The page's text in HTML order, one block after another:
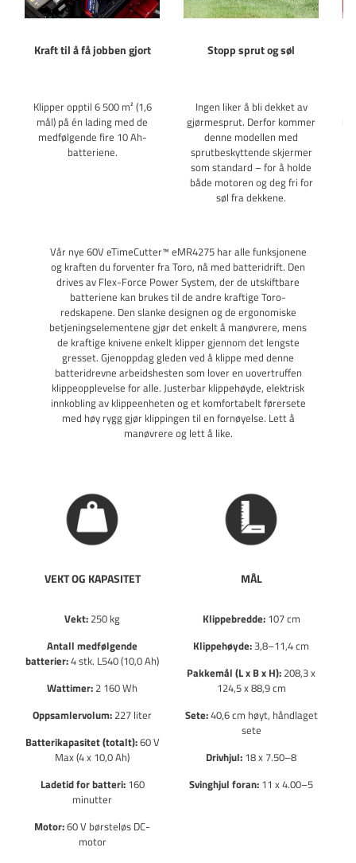
Kraft til å få jobben gjort Stopp sprut og søl
Klipper opptil 6 500 m² (1,6
mål) på én lading med de
medfølgende fire 10 Ah-
batteriene.
Ingen liker å bli dekket av
gjørmesprut. Derfor kommer
denne modellen med
sprutbeskyttende skjermer
som standard – for å holde
både motoren og deg fri for
søl fra dekkene.
Vår nye 60V eTimeCutter™ eMR4275 har alle funksjonene
og kraften du forventer fra Toro, nå med batteridrift. Den
drives av Flex-Force Power System, der de utskiftbare
batteriene kan brukes til de andre kraftige Toro-
redskapene. Den slanke designen og de ergonomiske
betjeningselementene gjør det enkelt å manøvrere, mens
de kraftige knivene enkelt klipper gjennom det lengste
gresset. Gjenoppdag gleden ved å klippe med denne
batteridrevne arbeidshesten som lover en uovertruffen
klippeopplevelse for alle. Justerbar klippehøyde, elektrisk
innkobling av klippeenheten og et komfortabelt førersete
med høy rygg gjør klippingen til en fornøyelse. Lett å
manøvrere og lett å like.
VEKT OG KAPASITET MÅL
Vekt: 250 kg
Antall medfølgende
batterier:4 stk. L540 (10,0 Ah)
Wattimer: 2 160 Wh
Oppsamlervolum: 227 liter
Batterikapasitet (totalt):60 V
Max (4 x 10,0 Ah)
Ladetid for batteri:160
minutter
Motor:60 V børsteløs DC-
motor
Klippebredde:107 cm
Klippehøyde:3,8–11,4 cm
Pakkemål (L x B x H): 208,3 x
124,5 x 88,9 cm
Sete:40,6 cm høyt, håndlaget
sete
Drivhjul: 18 x 7.50–8
Svinghjul foran: 11 x 4.00–5